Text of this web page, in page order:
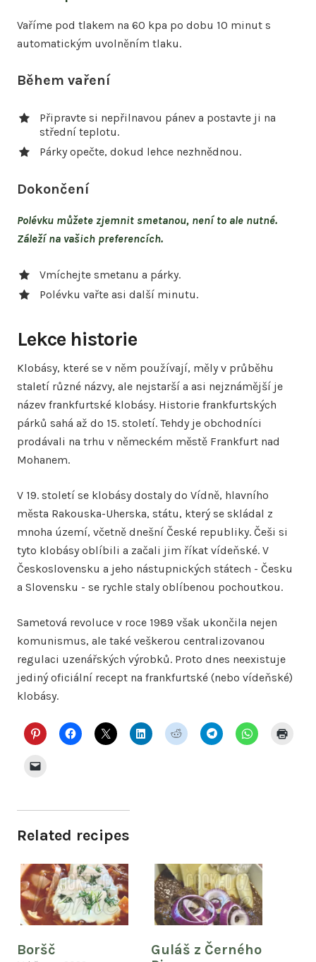
Vaříme pod tlakem na 60 kpa po dobu 10 minut s
automatickým uvolněním tlaku.
Během vaření
Připravte si nepřilnavou pánev a postavte ji na
střední teplotu.
Párky opečte, dokud lehce nezhnědnou.
Dokončení
Polévku můžete zjemnit smetanou, není to ale nutné.
Záleží na vašich preferencích.
Vmíchejte smetanu a párky.
Polévku vařte asi další minutu.
Lekce historie
Klobásy, které se v něm používají, měly v průběhu
staletí různé názvy, ale nejstarší a asi nejznámější je
název frankfurtské klobásy. Historie frankfurtských
párků sahá až do 15. století. Tehdy je obchodníci
prodávali na trhu v německém městě Frankfurt nad
Mohanem.
V 19. století se klobásy dostaly do Vídně, hlavního
města Rakouska-Uherska, státu, který se skládal z
mnoha území, včetně dnešní České republiky. Češi si
tyto klobásy oblíbili a začali jim říkat vídeňské. V
Československu a jeho nástupnických státech - Česku
a Slovensku - se rychle staly oblíbenou pochoutkou.
Sametová revoluce v roce 1989 však ukončila nejen
komunismus, ale také veškerou centralizovanou
regulaci uzenářských výrobků. Proto dnes neexistuje
jediný oficiální recept na frankfurtské (nebo vídeňské)
klobásy.
Related recipes
Boršč
Guláš z Černého